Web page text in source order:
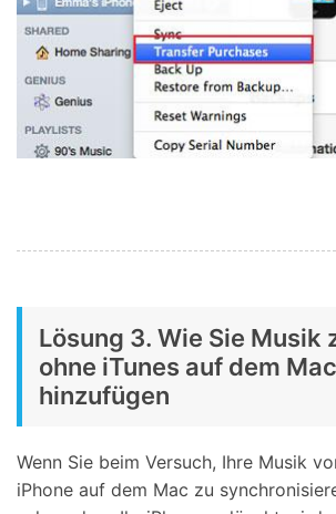
Lösung 3. Wie Sie Musik
ohne iTunes auf dem Mac
hinzufügen
Wenn Sie beim Versuch, Ihre Musik
iPhone auf dem Mac zu